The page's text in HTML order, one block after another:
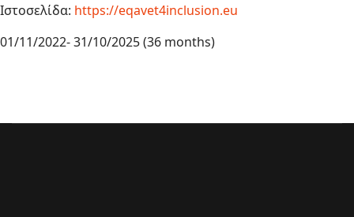
Ιστοσελίδα: https://eqavet4inclusion.eu
01/11/2022- 31/10/2025 (36 months)